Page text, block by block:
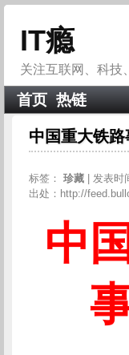
IT瘾
关注互联网、科技
首页 热链
中国重大铁
标签： 珍藏
| 发表
出处：http://
中